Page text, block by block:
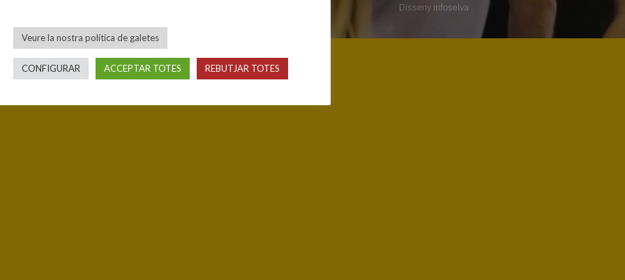
Disseny infoselva
Veure la nostra política de galetes
CONFIGURAR ACCEPTAR TOTES REBUTJAR TOTES